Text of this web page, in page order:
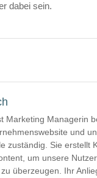
dabei sein.
Marketing Managerin
und
zuständig. Sie erstellt
um unsere
überzeugen. Ihr